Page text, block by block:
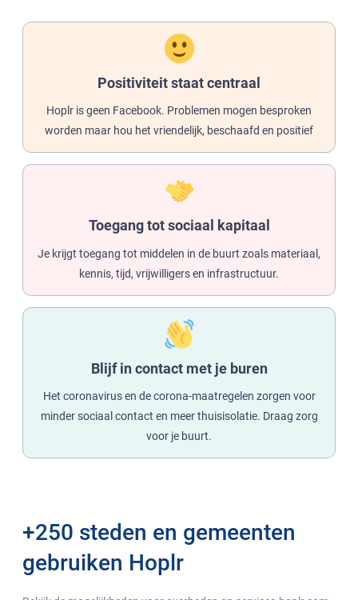
Positiviteit staat centraal
Hoplr is geen Facebook. Problemen mogen besproken
worden maar hou het vriendelijk, beschaafd en positief
Toegang tot sociaal kapitaal
Je krijgt toegang tot middelen in de buurt zoals materiaal,
kennis, tijd, vrijwilligers en infrastructuur.
Blijf in contact met je buren
Het coronavirus en de corona-maatregelen zorgen voor
minder sociaal contact en meer thuisisolatie. Draag zorg
voor je buurt.
+250 steden en gemeenten
gebruiken Hoplr